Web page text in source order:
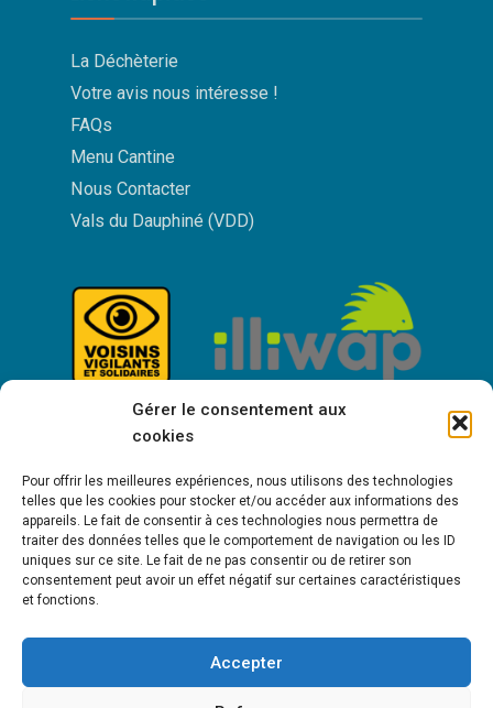
Gérer le consentement aux
cookies
Pour offrir les meilleures expériences, nous utilisons des technologies
telles que les cookies pour stocker et/ou accéder aux informations des
appareils. Le fait de consentir à ces technologies nous permettra de
traiter des données telles que le comportement de navigation ou les ID
uniques sur ce site. Le fait de ne pas consentir ou de retirer son
consentement peut avoir un effet négatif sur certaines caractéristiques
et fonctions.
Accepter
La Déchèterie
Votre avis nous intéresse !
FAQs
Menu Cantine
Nous Contacter
Vals du Dauphiné (VDD)
Bienvenue à Saint-Victor de Cessieu !